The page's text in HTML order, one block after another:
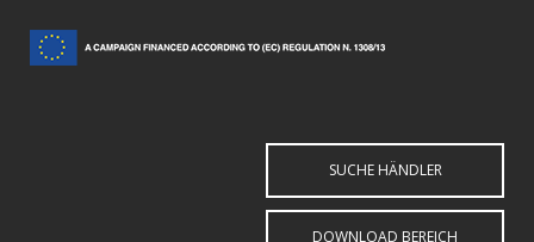
SUCHE HÄNDLER
DOWNLOAD BEREICH